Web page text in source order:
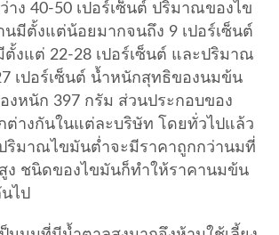
าง 40-50 เปอร์เซ็นต์ ปริมาณของไข
มีตั้งแต่น้อยมากจนถึง 9 เปอร์เซ็นต์
งแต่ 22-28 เปอร์เซ็นต์ และปริมาณ
เปอร์เซ็นต์ น้ำหนักสุทธิของนมข้น
งหนัก 397 กรัม ส่วนประกอบของ
างกันในแต่ละบริษัท โดยทั่วไปแล้ว
ริมาณไขมันต่ำจะมีราคาถูกกว่านมที่
ชนิดของไขมันก็ทำให้ราคานมข้น
ไป